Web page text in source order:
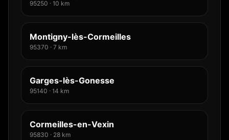
95250 · 10 km
Montigny-lès-Cormeilles
95370 · 7 km
Garges-lès-Gonesse
95140 · 14 km
Cormeilles-en-Vexin
95830 · 28 km